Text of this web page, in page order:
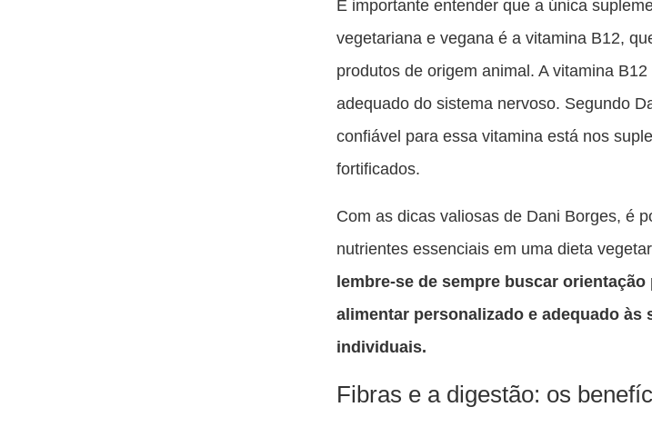
É importante entender que a única
vegetariana e vegana é a vitamina B12,
produtos de origem animal. A vitamina
adequado do sistema nervoso. Segundo
confiável para essa vitamina está nos
fortificados.
Com as dicas valiosas de Dani Borges, é
nutrientes essenciais em uma dieta
lembre-se de sempre buscar
alimentar personalizado e adequado às
individuais.
Fibras e a digestão: os